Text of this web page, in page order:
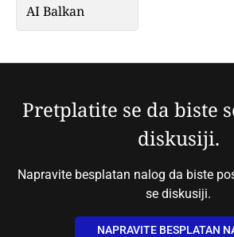
AI Balkan
Pretplatite se da biste
diskusiji.
Napravite besplatan nalog da biste
se diskusiji.
NAPRAVITE BESPLATAN